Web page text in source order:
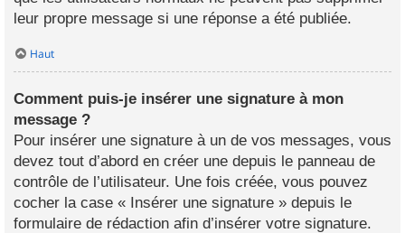
leur propre message si une réponse a été publiée.
Haut
Comment puis-je insérer une signature à mon
message ?
Pour insérer une signature à un de vos messages, vous
devez tout d’abord en créer une depuis le panneau de
contrôle de l’utilisateur. Une fois créée, vous pouvez
cocher la case « Insérer une signature » depuis le
formulaire de rédaction afin d’insérer votre signature.